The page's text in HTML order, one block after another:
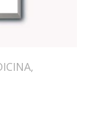
,